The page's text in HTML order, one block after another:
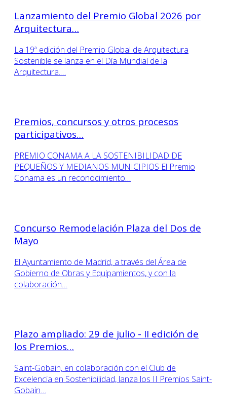
Lanzamiento del Premio Global 2026 por
Arquitectura…
La 19ª edición del Premio Global de Arquitectura
Sostenible se lanza en el Día Mundial de la
Arquitectura.…
Premios, concursos y otros procesos
participativos…
PREMIO CONAMA A LA SOSTENIBILIDAD DE
PEQUEÑOS Y MEDIANOS MUNICIPIOS El Premio
Conama es un reconocimiento…
Concurso Remodelación Plaza del Dos de
Mayo
El Ayuntamiento de Madrid, a través del Área de
Gobierno de Obras y Equipamientos, y con la
colaboración…
Plazo ampliado: 29 de julio - II edición de
los Premios…
Saint-Gobain, en colaboración con el Club de
Excelencia en Sostenibilidad, lanza los II Premios Saint-
Gobain…